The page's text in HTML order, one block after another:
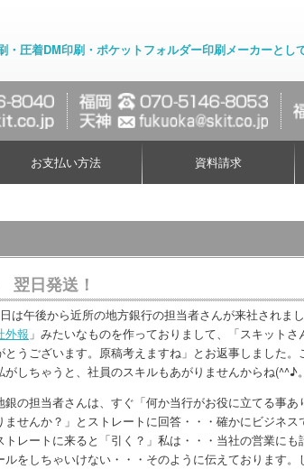
・圧着DM印刷・ポケットフォルダー印刷メーカーと
お支払い方法 資料請求
日発送！
は午後から近所の地方銀行の担当者さんが来社されまし
外報 」みたいなものを作っておりまして、「スキット
うございます。原稿考えますね」とお返事しました
しちゃうと、社員のスキルもあがりませんからね(^^♪。
の担当者さんは、すぐ「何か当行がお役に立てる事
せんか？」とストレートに回答・・・確かにビジネ
レートに来ると「引く？」私は・・・当社の営業に
をしちゃいけない・・・そのように伝えております